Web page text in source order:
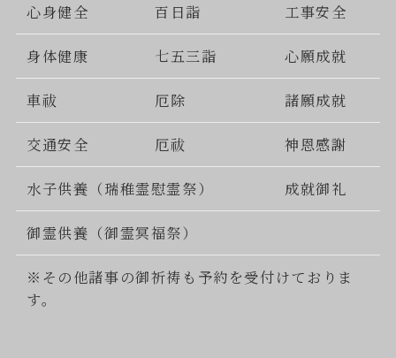
心身健全 百日詣 工事安全
身体健康 七五三詣 心願成就
車祓 厄除 諸願成就
交通安全 厄祓 神恩感謝
水子供養（瑞稚霊慰霊祭） 成就御礼
御霊供養（御霊冥福祭）
※その他諸事の御祈祷も予約を受付けておりま
す。